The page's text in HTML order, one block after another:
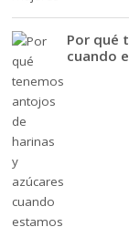
Por qué
cuando